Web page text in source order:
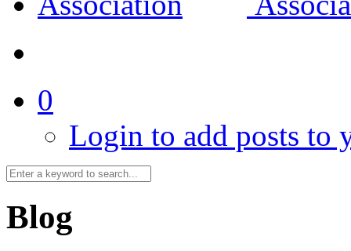
0
Login to add posts to
Blog